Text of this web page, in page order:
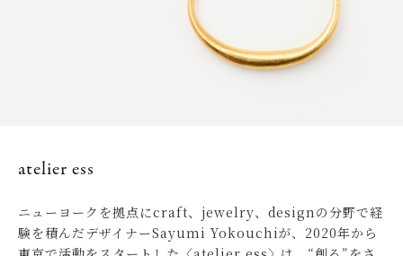
atelier ess
ニューヨークを拠点にcraft、jewelry、designの分野で経
験を積んだデザイナーSayumi Yokouchiが、2020年から